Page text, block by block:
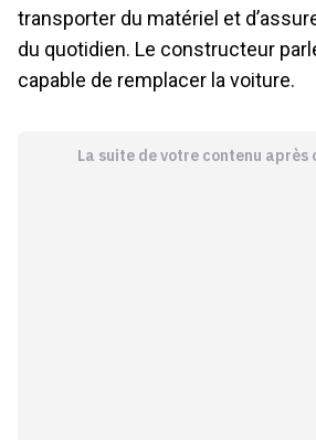
transporter du matériel et
du quotidien. Le constructeur
capable de remplacer la voiture.
La suite de votre contenu après